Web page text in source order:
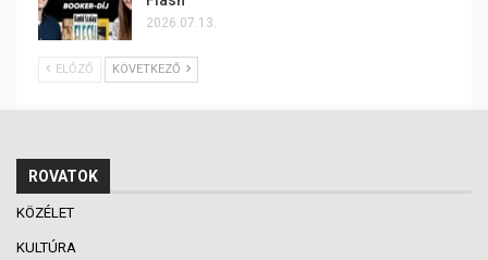
2026.07.13.
ELŐZŐ KÖVETKEZŐ
ROVATOK
KÖZÉLET
KULTÚRA